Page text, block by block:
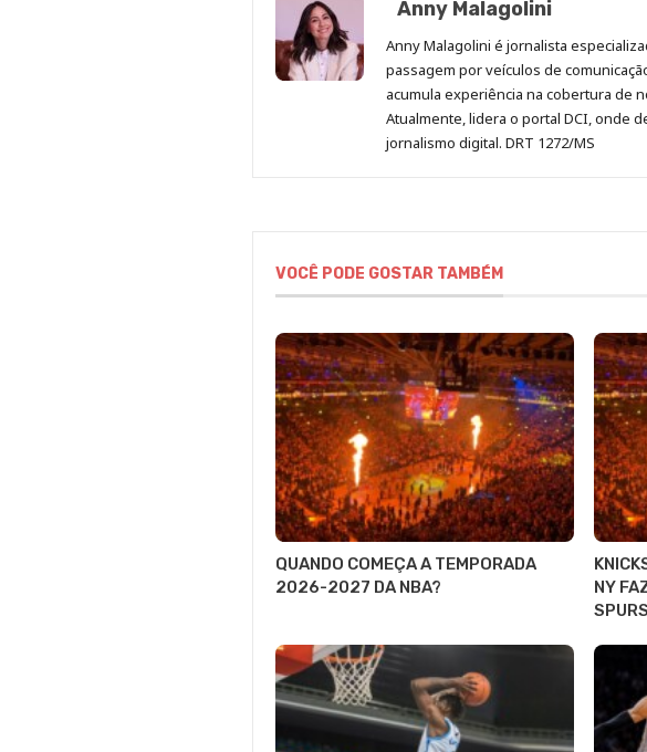
Anny Malagolini
Anny Malagolini é jornalista
passagem por veículos de
acumula experiência na cobertura de
Atualmente, lidera o portal DCI, onde
jornalismo digital. DRT 1272/MS
VOCÊ PODE GOSTAR TAMBÉM
QUANDO COMEÇA A TEMPORADA
2026-2027 DA NBA?
NY
SPURS